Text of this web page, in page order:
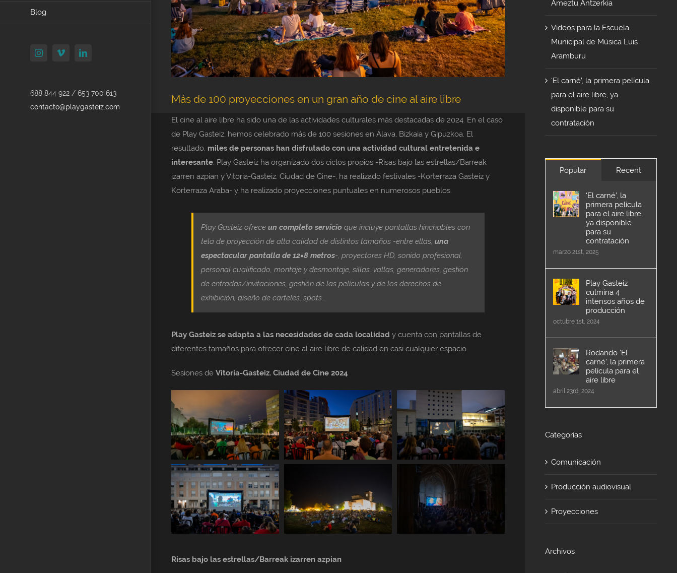
Blog
InstagramVimeoLinkedIn
688 844 922 / 653 700 613
contacto@playgasteiz.com
Más de 100 proyecciones en un gran año de cine al aire libre
El cine al aire libre ha sido una de las actividades culturales más destacadas de 2024. En el caso
de Play Gasteiz, hemos celebrado más de 100 sesiones en Álava, Bizkaia y Gipuzkoa. El
resultado, miles de personas han disfrutado con una actividad cultural entretenida e
interesante. Play Gasteiz ha organizado dos ciclos propios -Risas bajo las estrellas/Barreak
izarren azpian y Vitoria-Gasteiz. Ciudad de Cine-, ha realizado festivales -Korterraza Gasteiz y
Korterraza Araba- y ha realizado proyecciones puntuales en numerosos pueblos.
Play Gasteiz ofrece un completo servicio que incluye pantallas hinchables con
tela de proyección de alta calidad de distintos tamaños -entre ellas, una
espectacular pantalla de 12×8 metros-, proyectores HD, sonido profesional,
personal cualificado, montaje y desmontaje, sillas, vallas, generadores, gestión
de entradas/invitaciones, gestión de las películas y de los derechos de
exhibición, diseño de carteles, spots…
Play Gasteiz se adapta a las necesidades de cada localidad y cuenta con pantallas de
diferentes tamaños para ofrecer cine al aire libre de calidad en casi cualquier espacio.
Sesiones de Vitoria-Gasteiz. Ciudad de Cine 2024
Risas bajo las estrellas/Barreak izarren azpian
Ameztu Antzerkia
Vídeos para la Escuela
Municipal de Música Luis
Aramburu
‘El carné’, la primera película
para el aire libre, ya
disponible para su
contratación
Popular Recent
‘El carné’, la
primera película
para el aire libre,
ya disponible
para su
contratación
marzo 21st, 2025
Play Gasteiz
culmina 4
intensos años de
producción
octubre 1st, 2024
Rodando ‘El
carné’, la primera
película para el
aire libre
abril 23rd, 2024
Categorías
Comunicación
Producción audiovisual
Proyecciones
Archivos